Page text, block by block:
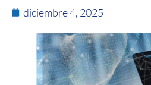
diciembre 4, 2025